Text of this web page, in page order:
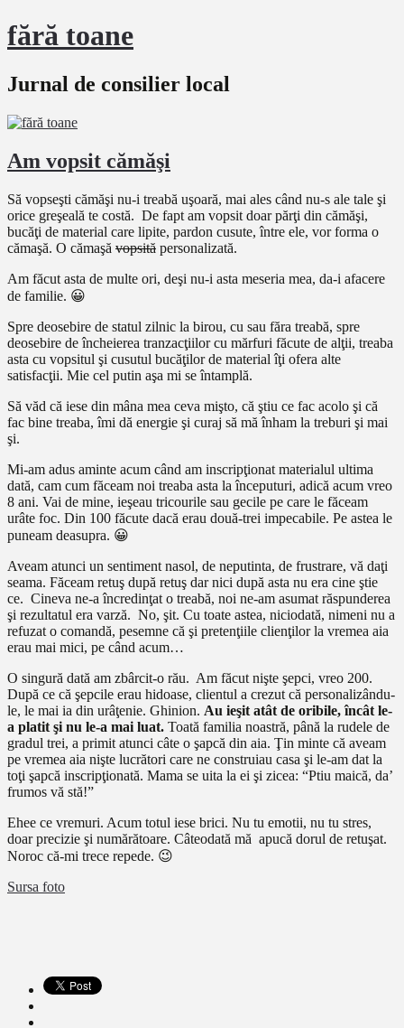
fără toane
Jurnal de consilier local
Am vopsit cămăşi
Să vopseşti cămăşi nu-i treabă uşoară, mai ales când nu-s ale tale şi
orice greşeală te costă. De fapt am vopsit doar părţi din cămăşi,
bucăţi de material care lipite, pardon cusute, între ele, vor forma o
cămaşă. O cămaşă vopsită personalizată.
Am făcut asta de multe ori, deşi nu-i asta meseria mea, da-i afacere
de familie. 😀
Spre deosebire de statul zilnic la birou, cu sau făra treabă, spre
deosebire de încheierea tranzacţiilor cu mărfuri făcute de alţii, treaba
asta cu vopsitul şi cusutul bucăţilor de material îţi ofera alte
satisfacţii. Mie cel putin aşa mi se întamplă.
Să văd că iese din mâna mea ceva mişto, că ştiu ce fac acolo şi că
fac bine treaba, îmi dă energie şi curaj să mă înham la treburi şi mai
şi.
Mi-am adus aminte acum când am inscripţionat materialul ultima
dată, cam cum făceam noi treaba asta la începuturi, adică acum vreo
8 ani. Vai de mine, ieşeau tricourile sau gecile pe care le făceam
urâte foc. Din 100 făcute dacă erau două-trei impecabile. Pe astea le
puneam deasupra. 😀
Aveam atunci un sentiment nasol, de neputinta, de frustrare, vă daţi
seama. Făceam retuş după retuş dar nici după asta nu era cine ştie
ce. Cineva ne-a încredinţat o treabă, noi ne-am asumat răspunderea
şi rezultatul era varză. No, şit. Cu toate astea, niciodată, nimeni nu a
refuzat o comandă, pesemne că şi pretenţiile clienţilor la vremea aia
erau mai mici, pe când acum…
O singură dată am zbârcit-o rău. Am făcut nişte şepci, vreo 200.
După ce că şepcile erau hidoase, clientul a crezut că personalizându-
le, le mai ia din urâţenie. Ghinion. Au ieşit atât de oribile, încât le-
a platit şi nu le-a mai luat. Toată familia noastră, până la rudele de
gradul trei, a primit atunci câte o şapcă din aia. Ţin minte că aveam
pe vremea aia nişte lucrători care ne construiau casa şi le-am dat la
toţi şapcă inscripţionată. Mama se uita la ei şi zicea: “Ptiu maică, da’
frumos vă stă!”
Ehee ce vremuri. Acum totul iese brici. Nu tu emotii, nu tu stres,
doar precizie şi numărătoare. Câteodată mă apucă dorul de retuşat.
Noroc că-mi trece repede. 😉
Sursa foto